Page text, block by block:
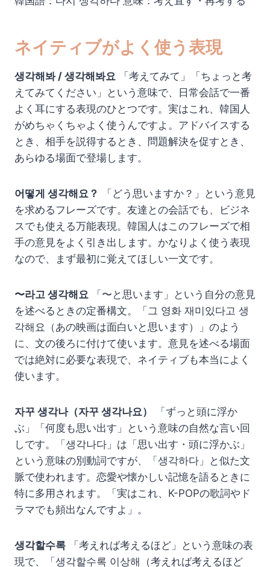
ネイティブがよく使う表現
생각해봐 / 생각해봐요 「考えてみて」「ちょっと考
えてみてください」という意味で、日常会話で一番
よく耳にする表現のひとつです。実はこれ、韓国人
がめちゃくちゃよく使うんですよ。アドバイスする
とき、相手を説得するとき、問題解決を促すとき、
あらゆる場面で登場します。
어떻게 생각해요？
「どう思いますか？」という意見
を求めるフレーズです。友達との会話でも、ビジネ
スでも使える万能表現。韓国人はこのフレーズで相
手の意見をよく引き出します。かなりよく使う表現
なので、まず最初に覚えてほしい一文です。
〜라고 생각해요 「〜と思います」という自分の意見
を述べるときの定番構文。「그 영화 재미있다고 생
각해요（あの映画は面白いと思います）」のよう
に、文の後ろに付けて使います。意見を述べる場面
では絶対に必要な表現で、ネイティブも本当によく
使います。
자꾸 생각나（자꾸 생각나요）
「ずっと頭に浮か
ぶ」「何度も思い出す」という意味の自然な言い回
しです。「생각나다」は「思い出す・頭に浮かぶ」
という意味の別動詞ですが、「생각하다」と似た文
脈で使われます。恋愛や懐かしい記憶を語るときに
特に多用されます。「実はこれ、K-POPの歌詞やド
ラマでも頻出なんですよ」。
생각할수록 「考えれば考えるほど」という意味の表
現で、「생각할수록 이상해（考えれば考えるほど